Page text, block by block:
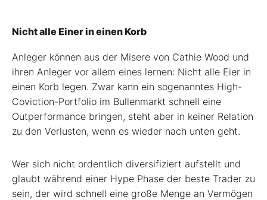
Nicht alle Einer in einen Korb
Anleger können aus der Misere von Cathie Wood und
ihren Anleger vor allem eines lernen: Nicht alle Eier in
einen Korb legen. Zwar kann ein sogenanntes High-
Coviction-Portfolio im Bullenmarkt schnell eine
Outperformance bringen, steht aber in keiner Relation
zu den Verlusten, wenn es wieder nach unten geht.
Wer sich nicht ordentlich diversifiziert aufstellt und
glaubt während einer Hype Phase der beste Trader zu
sein, der wird schnell eine große Menge an Vermögen